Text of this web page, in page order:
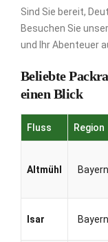
Sind Sie bereit,
Besuchen Sie
und Ihr Abenteuer
Beliebte
einen Blick
Fluss Region
Altmühl Bayern
Isar Bayern